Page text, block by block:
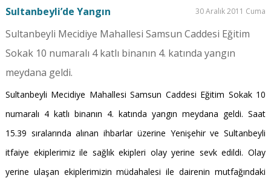
Sultanbeyli’de Yangın
30 Aralık 2011 Cuma
Sultanbeyli Mecidiye Mahallesi Samsun Caddesi Eğitim
Sokak 10 numaralı 4 katlı binanın 4. katında yangın
meydana geldi.
Sultanbeyli Mecidiye Mahallesi Samsun Caddesi Eğitim Sokak 10
numaralı 4 katlı binanın 4. katında yangın meydana geldi. Saat
15.39 sıralarında alınan ihbarlar üzerine Yenişehir ve Sultanbeyli
itfaiye ekiplerimiz ile sağlık ekipleri olay yerine sevk edildi. Olay
yerine ulaşan ekiplerimizin müdahalesi ile dairenin mutfağındaki